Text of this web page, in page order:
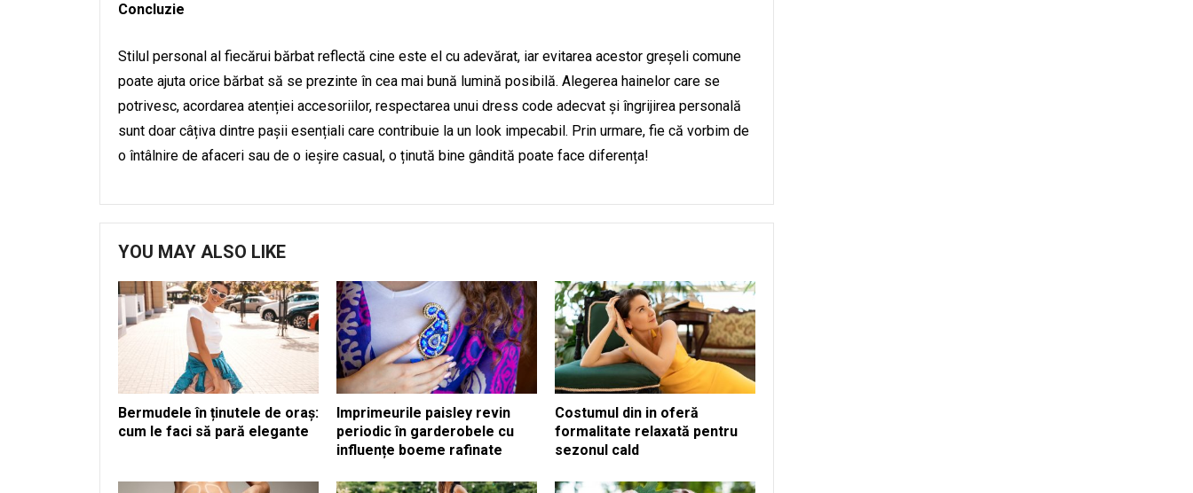
Concluzie
Stilul personal al fiecărui bărbat reflectă cine este el cu adevărat, iar evitarea acestor greșeli comune
poate ajuta orice bărbat să se prezinte în cea mai bună lumină posibilă. Alegerea hainelor care se
potrivesc, acordarea atenției accesoriilor, respectarea unui dress code adecvat și îngrijirea personală
sunt doar câțiva dintre pașii esențiali care contribuie la un look impecabil. Prin urmare, fie că vorbim de
o întâlnire de afaceri sau de o ieșire casual, o ținută bine gândită poate face diferența!
YOU MAY ALSO LIKE
Bermudele în ținutele de oraș:
cum le faci să pară elegante
Imprimeurile paisley revin
periodic în garderobele cu
influențe boeme rafinate
Costumul din in oferă
formalitate relaxată pentru
sezonul cald